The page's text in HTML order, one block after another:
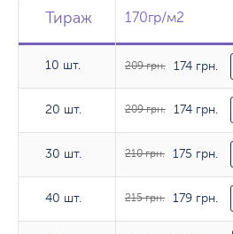
Тираж
10 шт.
20 шт.
30 шт.
40 шт.
Тираж 170гр/м2
Тираж 170гр/м2
10 шт. 209 грн. 174 грн.
20 шт. 209 грн. 174 грн.
30 шт. 210 грн. 175 грн.
40 шт. 215 грн. 179 грн.